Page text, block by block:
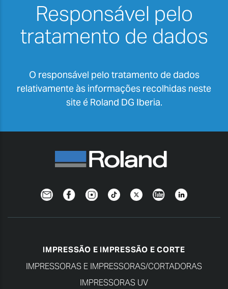
Responsável pelo
tratamento de dados
O responsável pelo tratamento de dados
relativamente às informações recolhidas neste
site é Roland DG Iberia.
NewsletterFacebookInstagramTikTokTwitterYouTubeLinkedin
IMPRESSÃO E IMPRESSÃO E CORTE
IMPRESSORAS E IMPRESSORAS/CORTADORAS
IMPRESSORAS UV